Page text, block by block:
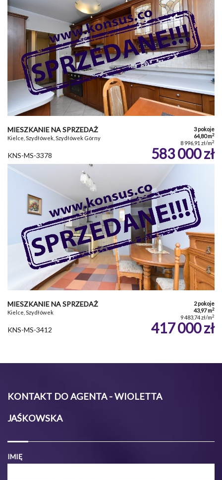
MIESZKANIE NA SPRZEDAŻ
Kielce, Szydłówek, Szydłówek Górny
3 pokoje
64,80 m2
8 996,91 zł/m2
KNS-MS-3378 583 000 zł
MIESZKANIE NA SPRZEDAŻ
Kielce, Szydłówek
2 pokoje
43,97 m2
9 483,74 zł/m2
KNS-MS-3412 417 000 zł
KONTAKT DO AGENTA - WIOLETTA
JAŚKOWSKA
IMIĘ